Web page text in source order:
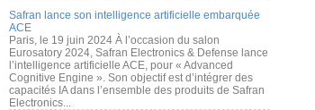
Safran lance son intelligence artificielle embarquée
ACE
Paris, le 19 juin 2024 À l’occasion du salon
Eurosatory 2024, Safran Electronics & Defense lance
l’intelligence artificielle ACE, pour « Advanced
Cognitive Engine ». Son objectif est d’intégrer des
capacités IA dans l’ensemble des produits de Safran
Electronics...